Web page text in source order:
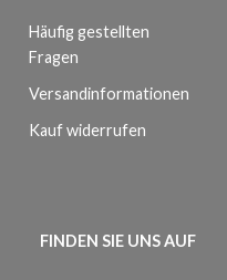
Häufig gestellten
Fragen
Versandinformationen
Kauf widerrufen
FINDEN SIE UNS AUF